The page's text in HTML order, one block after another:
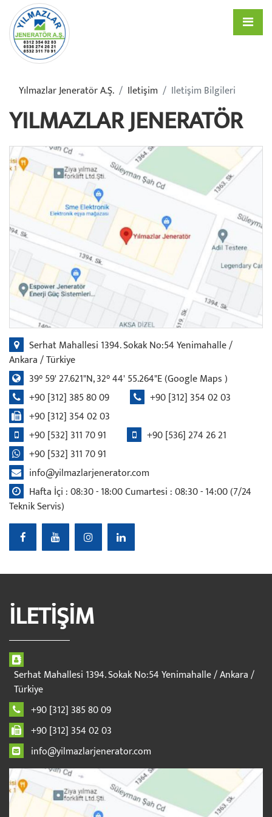
Yılmazlar Jeneratör A.ş. Iletişim Iletişim Bilgileri
YILMAZLAR JENERATÖR
Serhat Mahallesi 1394. Sokak No:54 Yenimahalle /
Ankara / Türkiye
39° 59' 27.621"N, 32° 44' 55.264"E(Google Maps )
+90 [312] 385 80 09
+90 [312] 354 02 03
+90 [312] 354 02 03
+90 [532] 311 70 91
+90 [536] 274 26 21
+90 [532] 311 70 91
info@yilmazlarjenerator.com
Hafta İçi : 08:30 - 18:00 Cumartesi : 08:30 - 14:00 (7/24
Teknik Servis)
İLETİŞİM
Serhat Mahallesi 1394. Sokak No:54 Yenimahalle / Ankara /
Türkiye
+90 [312] 385 80 09
+90 [312] 354 02 03
info@yilmazlarjenerator.com